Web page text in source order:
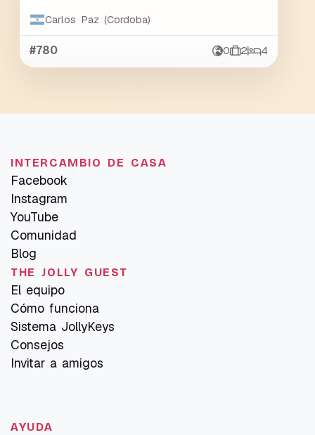
Carlos Paz (Cordoba)
#780 0 2 4
INTERCAMBIO DE CASA
Facebook
Instagram
YouTube
Comunidad
Blog
THE JOLLY GUEST
El equipo
Cómo funciona
Sistema JollyKeys
Consejos
Invitar a amigos
AYUDA